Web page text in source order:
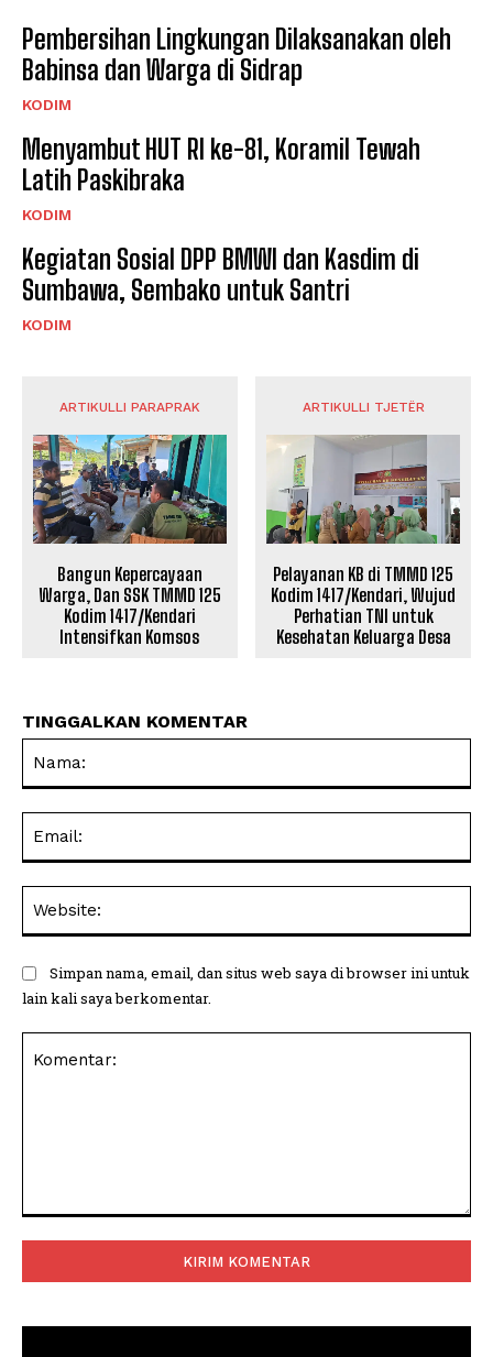
Pembersihan Lingkungan Dilaksanakan oleh
Babinsa dan Warga di Sidrap
KODIM
Menyambut HUT RI ke-81, Koramil Tewah
Latih Paskibraka
KODIM
Kegiatan Sosial DPP BMWI dan Kasdim di
Sumbawa, Sembako untuk Santri
KODIM
ARTIKULLI PARAPRAK
Bangun Kepercayaan
Warga, Dan SSK TMMD 125
Kodim 1417/Kendari
Intensifkan Komsos
ARTIKULLI TJETËR
Pelayanan KB di TMMD 125
Kodim 1417/Kendari, Wujud
Perhatian TNI untuk
Kesehatan Keluarga Desa
TINGGALKAN KOMENTAR
Simpan nama, email, dan situs web saya di browser ini untuk
lain kali saya berkomentar.